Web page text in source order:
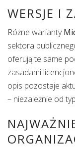
WERSJE I
Różne warianty
sektora
oferują te same
zasadami
opis pozostaje
– niezależnie od